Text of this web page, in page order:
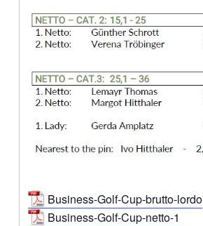
Business-Golf-Cup-brutto-lordo
Business-Golf-Cup-netto-1